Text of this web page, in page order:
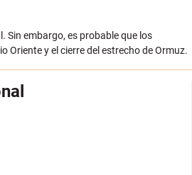
Sin embargo, es probable que los
Oriente y el cierre del estrecho de Ormuz.